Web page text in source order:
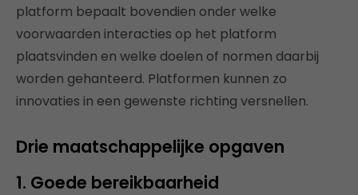
platform bepaalt bovendien onder welke
voorwaarden interacties op het platform
plaatsvinden en welke doelen of normen daarbij
worden gehanteerd. Platformen kunnen zo
innovaties in een gewenste richting versnellen.
Drie maatschappelijke opgaven
1. Goede bereikbaarheid